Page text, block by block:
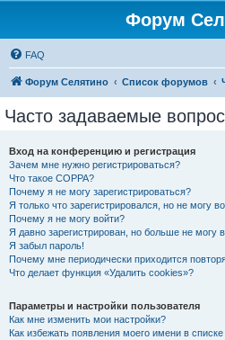
Форум
FAQ
Форум Селятино Список форумов
Часто задаваемые
Вход на конференцию и регистрация
Зачем мне нужно регистрироваться?
Что такое COPPA?
Почему я не могу зарегистрироваться?
Я только что зарегистрировался, но не могу
Почему я не могу войти?
Я давно зарегистрирован, но больше не могу
Я забыл пароль!
Почему мне периодически приходится
Что делает функция «Удалить cookies»?
Параметры и настройки пользователя
Как мне изменить мои настройки?
Как избежать появления моего имени в